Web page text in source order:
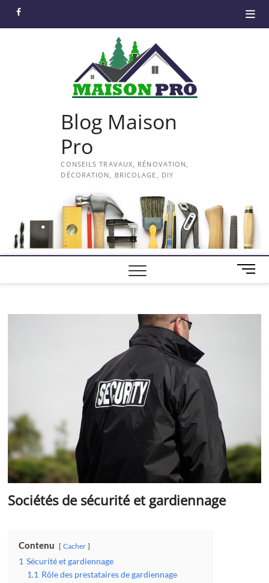
facebook
Blog Maison
Pro
CONSEILS TRAVAUX, RÉNOVATION,
DÉCORATION, BRICOLAGE, DIY
M
e
Sociétés de sécurité et gardiennage
Contenu Cacher
1 Sécurité et gardiennage
1.1 Rôle des prestataires de gardiennage